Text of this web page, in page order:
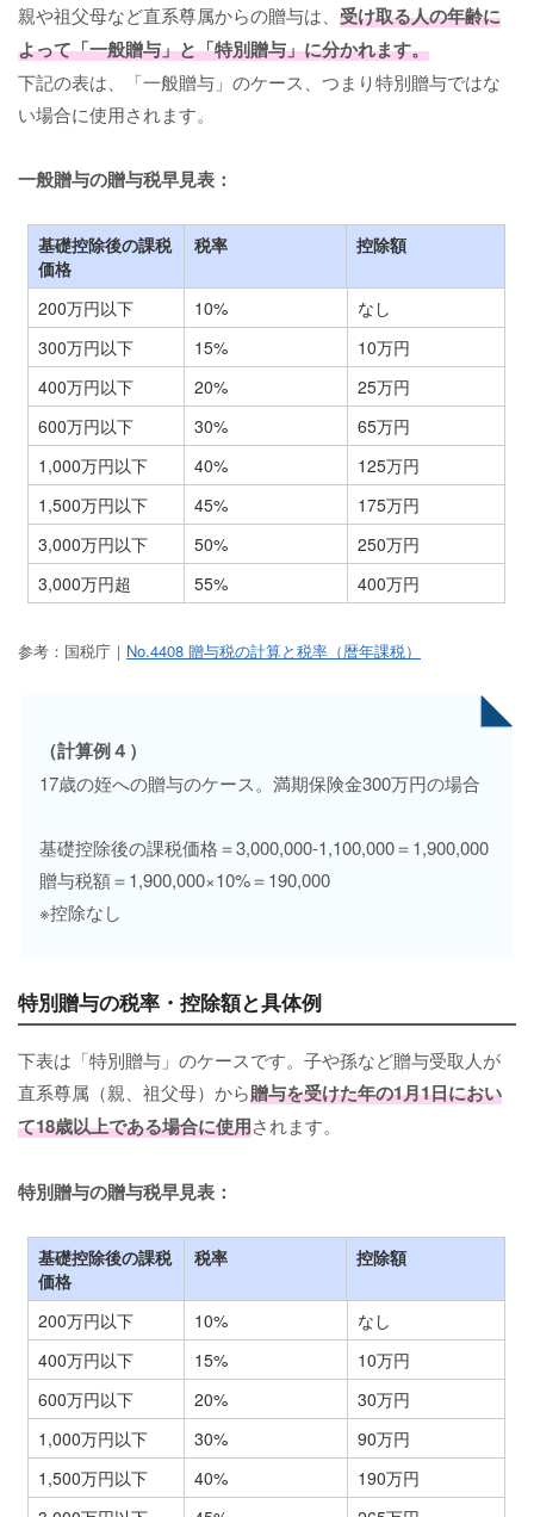
親や祖父母など直系尊属からの贈与は、 受け取る人の年齢に
よって「一般贈与」と「特別贈与」に分かれます。
下記の表は、「一般贈与」のケース、つまり特別贈与ではな
い場合に使用されます。
一般贈与の贈与税早見表：
基礎控除後の課税
価格
税率 控除額
200万円以下 10%
なし
300万円以下
15%
10万円
400万円以下
20%
25万円
600万円以下
30%
65万円
1,000万円以下
40%
125万円
1,500万円以下
45%
175万円
3,000万円以下
50%
250万円
3,000万円超
55% 400万円
参考：国税庁｜ No.4408 贈与税の計算と税率（暦年課税）
（計算例４）
17歳の姪への贈与のケース。満期保険金300万円の場合
基礎控除後の課税価格＝3,000,000-1,100,000＝1,900,000
贈与税額＝1,900,000×10%＝190,000
※控除なし
特別贈与の税率・控除額と具体例
下表は「特別贈与」のケースです。子や孫など贈与受取人が
直系尊属（親、祖父母）から贈与を受けた年の1月1日におい
て18歳以上である場合に使用されます。
特別贈与の贈与税早見表：
基礎控除後の課税
価格
税率 控除額
200万円以下 10%
なし
400万円以下
15%
10万円
600万円以下
20%
30万円
1,000万円以下
30%
90万円
1,500万円以下
40%
190万円